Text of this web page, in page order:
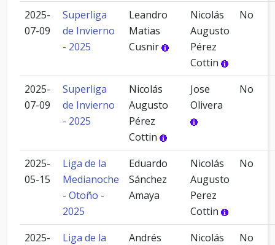
2025-
07-09
Superliga
de Invierno
- 2025
Leandro
Matias
Cusnir
Nicolás
Augusto
Pérez
Cottin
No
2025-
07-09
Superliga
de Invierno
- 2025
Nicolás
Augusto
Pérez
Cottin
Jose
Olivera
No
2025-
05-15
Liga de la
Medianoche
- Otoño -
2025
Eduardo
Sánchez
Amaya
Nicolás
Augusto
Perez
Cottin
No
2025-
Liga de la
Andrés
Nicolás
No